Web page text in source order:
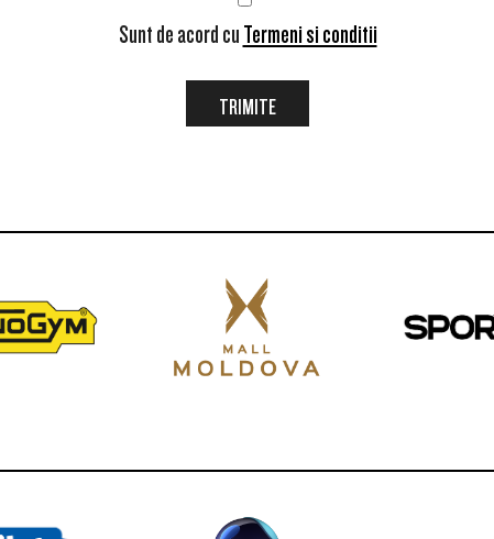
Sunt de acord cu Termeni si conditii
TRIMITE